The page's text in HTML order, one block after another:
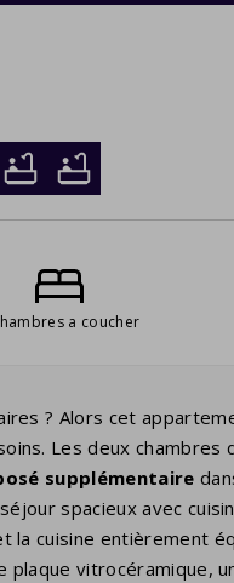
a coucher
? Alors cet
Les deux chambres
supplémentaire
spacieux avec
la cuisine entièrement
plaque vitrocéramique,